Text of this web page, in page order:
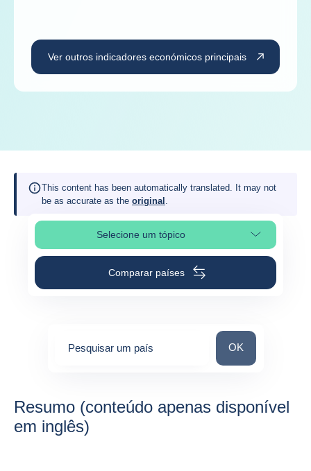
Ver outros indicadores económicos principais
This content has been automatically translated. It may not
be as accurate as the original .
Selecione um tópicoSelecionar a secção da página
Comparar países
Pesquisar um país Pesquisar um
OK
Resumo (conteúdo apenas disponível
em inglês)